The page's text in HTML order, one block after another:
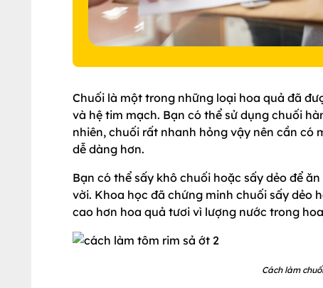
Chuối là một trong những loại hoa quả đã
và hệ tim mạch. Bạn có thể sử dụng chuối
nhiên, chuối rất nhanh hỏng vậy nên cần có
dễ dàng hơn.
Bạn có thể sấy khô chuối hoặc sấy dẻo để
vời. Khoa học đã chứng minh chuối sấy dẻo
cao hơn hoa quả tươi vì lượng nước trong
Cách làm